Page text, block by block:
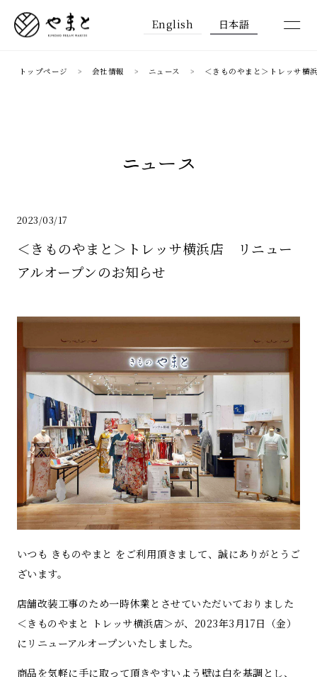
English 日本語
トップページ 会社情報 ニュース ＜きものやまと＞トレッサ横
ニュース
2023/03/17
＜きものやまと＞トレッサ横浜店 リニュー
アルオープンのお知らせ
いつも きものやまと をご利用頂きまして、誠にありがとうご
ざいます。
店舗改装工事のため一時休業とさせていただいておりました
＜きものやまと トレッサ横浜店＞が、2023年3月17日（金）
にリニューアルオープンいたしました。
商品を気軽に手に取って頂きやすいよう壁は白を基調とし、